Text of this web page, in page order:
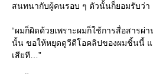
สนทนากับผู้คนรอบ ๆ ตัวนั้นก็ยอมรับว่า
“ผมก็ผิดด้วยเพราะผมก็ใช้การสื่อสาร
นั้น ขอให้หยุดดูวีดีโอคลิปของผมชิ้นนี้
เสียที…”